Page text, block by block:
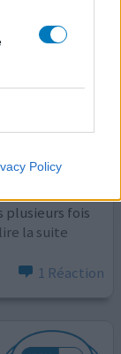
Policy
du
très
mémoire, de
plusieurs fois
la suite
1 Réaction